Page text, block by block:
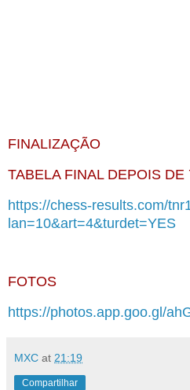
FINALIZAÇÃO
TABELA FINAL DEPOIS DE
https://chess-results.com/
lan=10&art=4&turdet=YES
FOTOS
https://photos.app.goo.gl/
MXC at 21:19
Compartilhar